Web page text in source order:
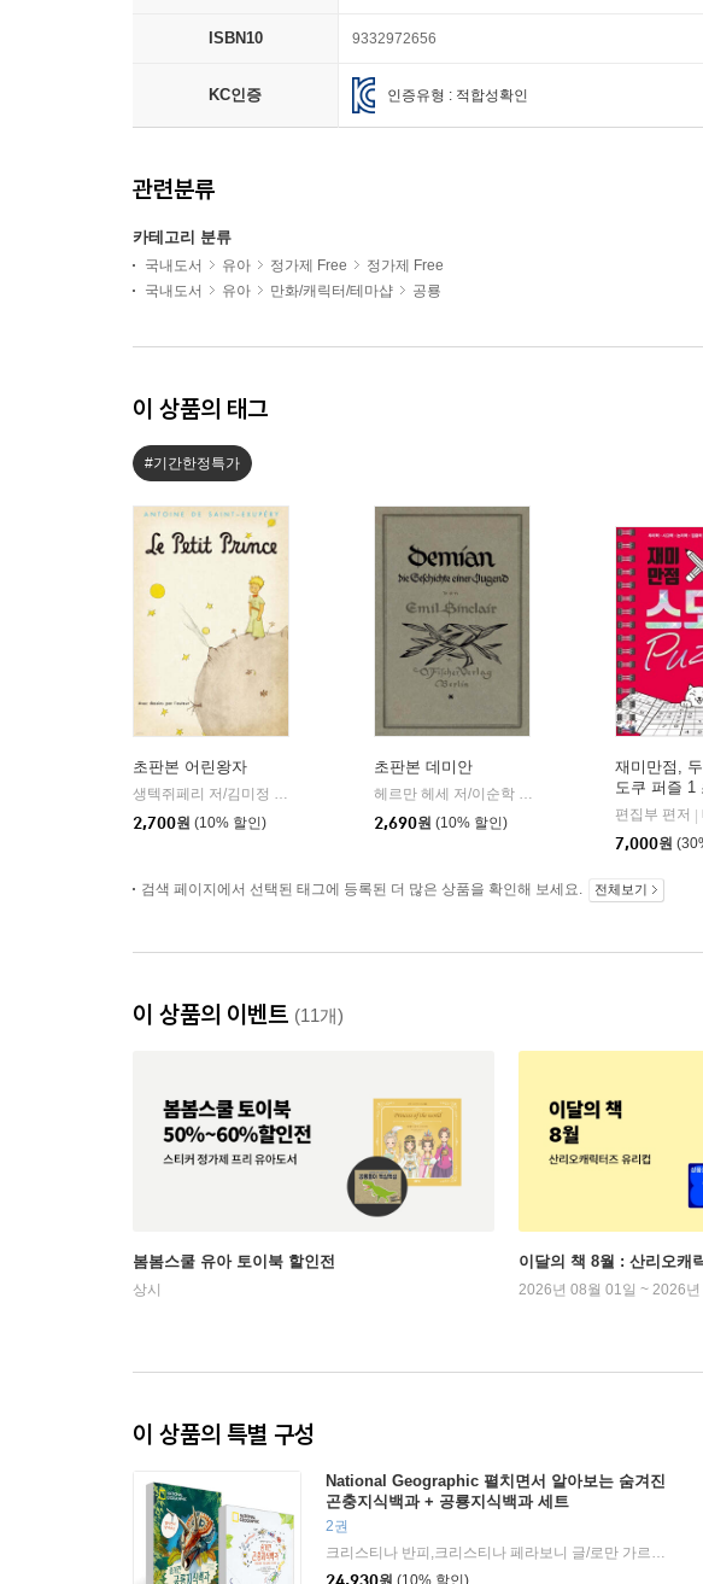
ISBN10 9332972656
KC인증 인증유형 : 적합성확인
관련분류
카테고리 분류
국내도서 유아 정가제 Free
정가제 Free
국내도서
유아 만화/캐릭터/테마샵 공룡
이 상품의 태그
#기간한정특가
초판본 어린왕자
생텍쥐페리 저/김미정 역
2,700원 (10% 할인)
초판본 데미안
헤르만 헤세 저/이순학 역
2,690원 (10% 할인)
재미만점,
도쿠 퍼즐 1
편집부 편저
7,000원
검색 페이지에서 선택된 태그에 등록된 더 많은 상품을 확인해 보세요. 전체보기
이 상품의 이벤트 (11개)
봄봄스쿨 유아 토이북 할인전
상시
이달의 책 8월 : 산리오캐
2026년 08월 01일 ~ 2026년
이 상품의 특별 구성
National Geographic 펼치면서 알아보는 숨겨진
곤충지식백과 + 공룡지식백과 세트
2권
크리스티나 반피,크리스티나 페라보니 글/로만 가르시아 모라 그림/정성재 역